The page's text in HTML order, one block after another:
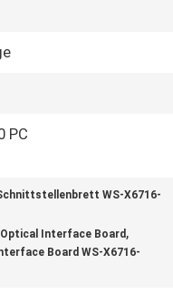
PC
WS-X6716-
Interface Board ,
Board WS-X6716-